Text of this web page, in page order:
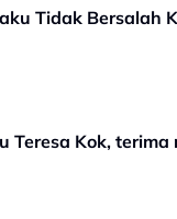
Tidak Bersalah
Kok, terima